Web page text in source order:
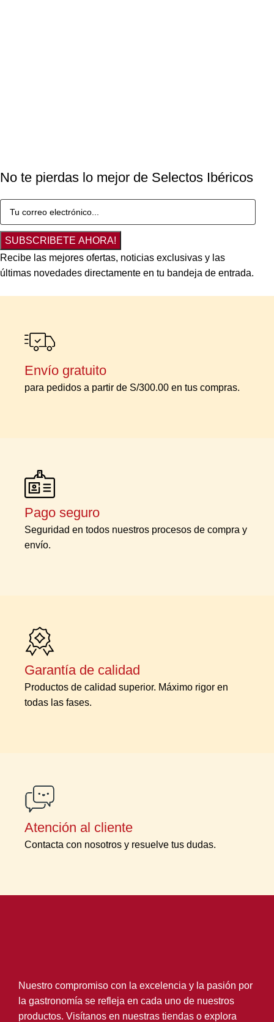
No te pierdas lo mejor de Selectos Ibéricos
SUBSCRIBETE AHORA!
Recibe las mejores ofertas, noticias exclusivas y las
últimas novedades directamente en tu bandeja de entrada.
Envío gratuito
para pedidos a partir de S/300.00 en tus compras.
Pago seguro
Seguridad en todos nuestros procesos de compra y
envío.
Garantía de calidad
Productos de calidad superior. Máximo rigor en
todas las fases.
Atención al cliente
Contacta con nosotros y resuelve tus dudas.
Nuestro compromiso con la excelencia y la pasión por
la gastronomía se refleja en cada uno de nuestros
productos. Visítanos en nuestras tiendas o explora